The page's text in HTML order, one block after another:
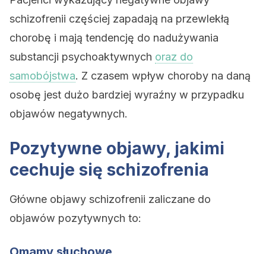
schizofrenii częściej zapadają na przewlekłą
chorobę i mają tendencję do nadużywania
substancji psychoaktywnych oraz do
samobójstwa. Z czasem wpływ choroby na daną
osobę jest dużo bardziej wyraźny w przypadku
objawów negatywnych.
Pozytywne objawy, jakimi
cechuje się schizofrenia
Główne objawy schizofrenii zaliczane do
objawów pozytywnych to: